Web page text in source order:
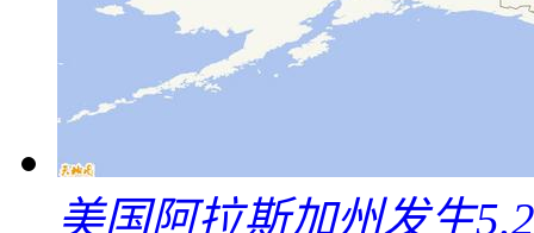
美国阿拉斯加州发生